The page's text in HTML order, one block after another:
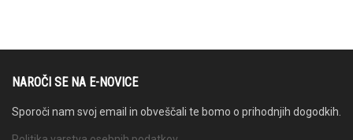
NAROČI SE NA E-NOVICE
Sporoči nam svoj email in obveščali te bomo o prihodnjih dogodkih.